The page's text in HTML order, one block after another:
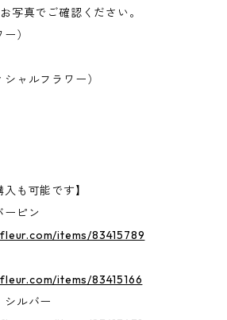
写真でご確認ください。
）
ャルフラワー）
も可能です】
ーピン
items/83415789
items/83415166
シルバー